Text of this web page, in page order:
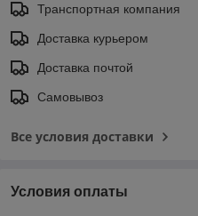
Транспортная компания
Доставка курьером
Доставка почтой
Самовывоз
Все условия доставки
Условия оплаты